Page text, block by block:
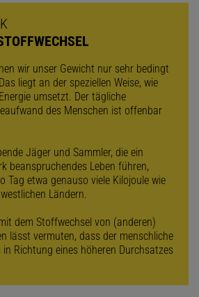
wir unser Gewicht nur sehr bedingt
liegt an der speziellen Weise, wie
umsetzt. Der tägliche
des Menschen ist offenbar
Jäger und Sammler, die ein
be­anspruchendes Leben führen,
Tag etwa genauso viele Kilojoule wie
Ländern.
dem Stoffwechsel von (anderen)
lässt vermuten, dass der menschliche
Richtung eines höheren Durchsatzes